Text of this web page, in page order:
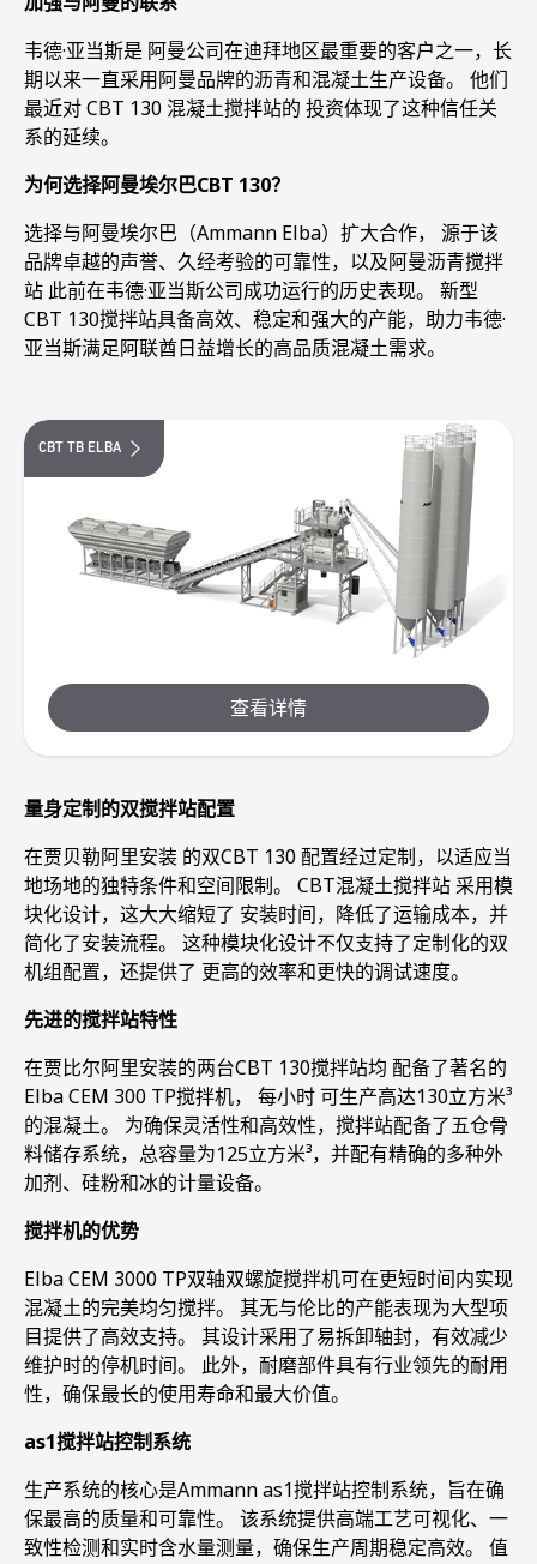
韦德·亚当斯是 阿曼公司在迪拜地区最重要的客户之一，长
期以来一直采用阿曼品牌的沥青和混凝土生产设备。 他们
最近对 CBT 130 混凝土搅拌站的 投资体现了这种信任关
系的延续。
为何选择阿曼埃尔巴CBT 130？
选择与阿曼埃尔巴（Ammann Elba）扩大合作， 源于该
品牌卓越的声誉、久经考验的可靠性，以及阿曼沥青搅拌
站 此前在韦德·亚当斯公司成功运行的历史表现。 新型
CBT 130搅拌站具备高效、稳定和强大的产能，助力韦德·
亚当斯满足阿联酋日益增长的高品质混凝土需求。
CBT TB ELBA
查看详情
量身定制的双搅拌站配置
在贾贝勒阿里安装 的双CBT 130 配置经过定制，以适应当
地场地的独特条件和空间限制。 CBT混凝土搅拌站 采用模
块化设计，这大大缩短了 安装时间，降低了运输成本，并
简化了安装流程。 这种模块化设计不仅支持了定制化的双
机组配置，还提供了 更高的效率和更快的调试速度。
先进的搅拌站特性
在贾比尔阿里安装的两台CBT 130搅拌站均 配备了著名的
Elba CEM 300 TP搅拌机， 每小时 可生产高达130立方米³
的混凝土。 为确保灵活性和高效性，搅拌站配备了五仓骨
料储存系统，总容量为125立方米³，并配有精确的多种外
加剂、硅粉和冰的计量设备。
搅拌机的优势
Elba CEM 3000 TP双轴双螺旋搅拌机可在更短时间内实现
混凝土的完美均匀搅拌。 其无与伦比的产能表现为大型项
目提供了高效支持。 其设计采用了易拆卸轴封，有效减少
维护时的停机时间。 此外，耐磨部件具有行业领先的耐用
性，确保最长的使用寿命和最大价值。
as1搅拌站控制系统
生产系统的核心是Ammann as1搅拌站控制系统，旨在确
保最高的质量和可靠性。 该系统提供高端工艺可视化、一
致性检测和实时含水量测量，确保生产周期稳定高效。 值